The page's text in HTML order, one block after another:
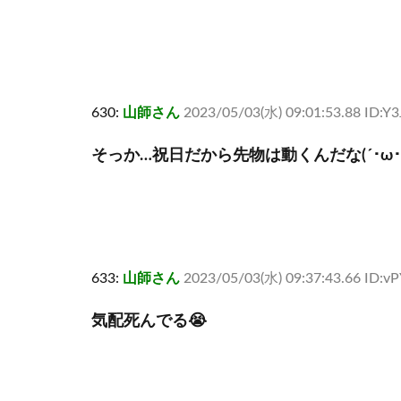
630: 山師さん 2023/05/03(水) 09:01:53.88
そっか…祝日だから先物は動くんだな(´･ω
633: 山師さん 2023/05/03(水) 09:37:43.66
気配死んでる😭